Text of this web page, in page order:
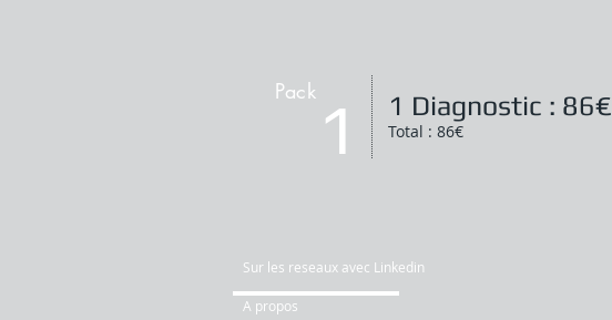
Pack 1 1 Diagnostic : 86€
Total : 86€
Sur les reseaux avec Linkedin
A propos